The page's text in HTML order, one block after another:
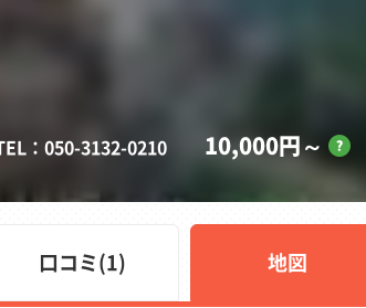
：050-3132-0210 10,000円～
口コミ(1) 地図